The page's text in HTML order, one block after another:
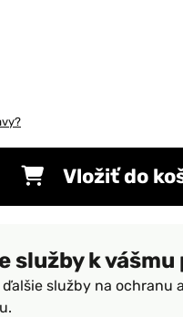
Vložiť do
služby k
služby na ochranu